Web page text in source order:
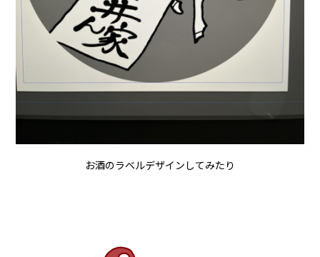
お酒のラベルデザインしてみたり